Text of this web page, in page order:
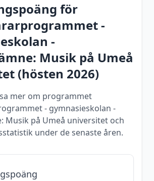
för
-
-
Musik på Umeå
(hösten 2026)
mer om programmet
- gymnasieskolan -
Musik på Umeå universitet och
under de senaste åren.